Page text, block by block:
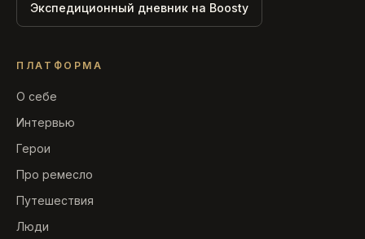
Экспедиционный дневник на Boosty
ПЛАТФОРМА
О себе
Интервью
Герои
Про ремесло
Путешествия
Люди